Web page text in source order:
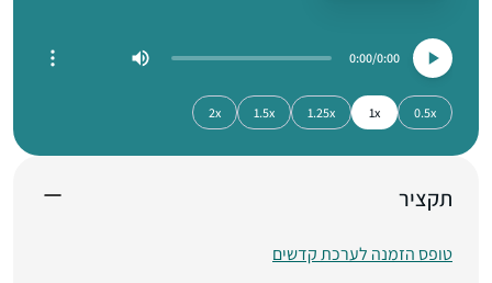
0:00
0:00
0.5x
1x
1.25x
1.5x
2x
תקציר
טופס הזמנה לערכת קדשים